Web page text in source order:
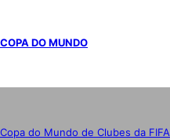
COPA DO MUNDO
Copa do Mundo de Clubes da FIFA